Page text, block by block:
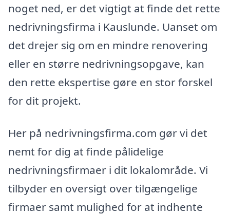
noget ned, er det vigtigt at finde det rette
nedrivningsfirma i Kauslunde. Uanset om
det drejer sig om en mindre renovering
eller en større nedrivningsopgave, kan
den rette ekspertise gøre en stor forskel
for dit projekt.
Her på nedrivningsfirma.com gør vi det
nemt for dig at finde pålidelige
nedrivningsfirmaer i dit lokalområde. Vi
tilbyder en oversigt over tilgængelige
firmaer samt mulighed for at indhente